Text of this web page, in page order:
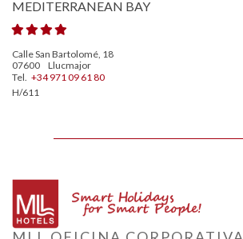
MEDITERRANEAN BAY
Calle San Bartolomé, 18
07600
Llucmajor
Tel. +34 971 09 61 80
H/611